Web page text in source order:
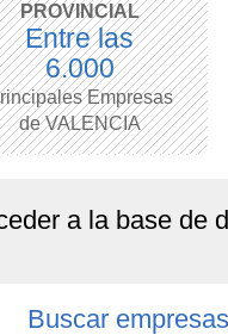
PROVINCIAL
Entre las
6.000
Empresas
de VALENCIA
a la base de
Buscar